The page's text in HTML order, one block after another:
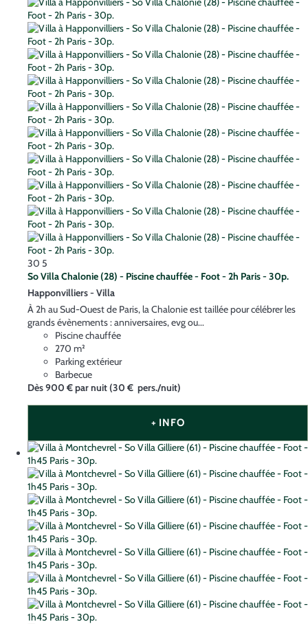
30 5
So Villa Chalonie (28) - Piscine chauffée - Foot - 2h Paris - 30p.
Happonvilliers - Villa
À 2h au Sud-Ouest de Paris, la Chalonie est taillée pour célébrer les
grands évènements : anniversaires, evg ou...
Piscine chauffée
270 m²
Parking extérieur
Barbecue
Dès900 €par nuit(30 € pers./nuit)
+ INFO